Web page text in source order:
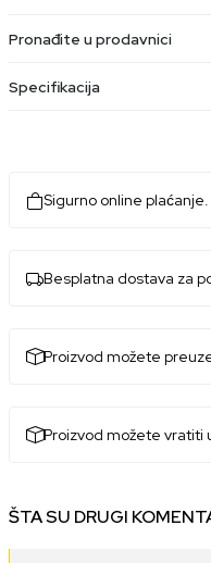
Pronađite u prodavnici
Specifikacija
Sigurno online plaćanje.
Besplatna dostava za
Proizvod možete
Proizvod možete vratiti
ŠTA SU DRUGI